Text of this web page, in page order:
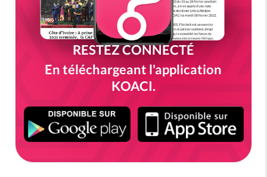
RESTEZ CONNECTÉ
En téléchargeant l'application
KOACI.